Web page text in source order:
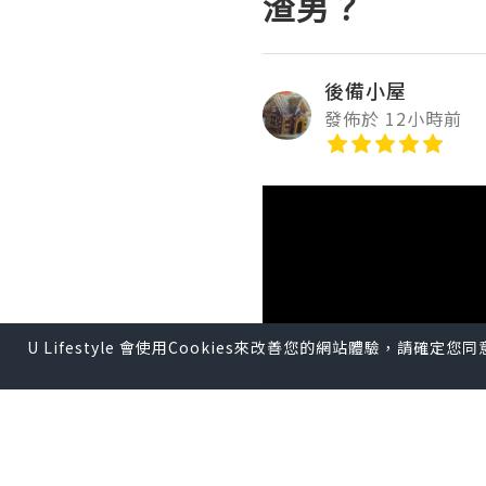
後備小屋
發佈於 12小時前
U Lifestyle 會使用Cookies來改善您的網站體驗，請確定您同